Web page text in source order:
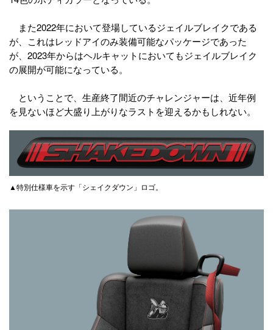
また2022年において登場しているジェイルブレイクである
が、これはレッドアイのみ装備可能なパッケージであった
が、2023年からはヘルキャットにおいてもジェイルブレイク
の展開が可能になっている。
ということで、生産終了間近のチャレンジャーは、近年例
を見ないほど大盛り上がりなラストを迎えるかもしれない。
▲特別仕様車を示す「シェイクダウン」ロゴ。